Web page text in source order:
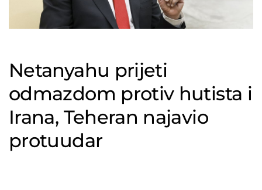
Netanyahu prijeti
odmazdom protiv hutista i
Irana, Teheran najavio
protuudar